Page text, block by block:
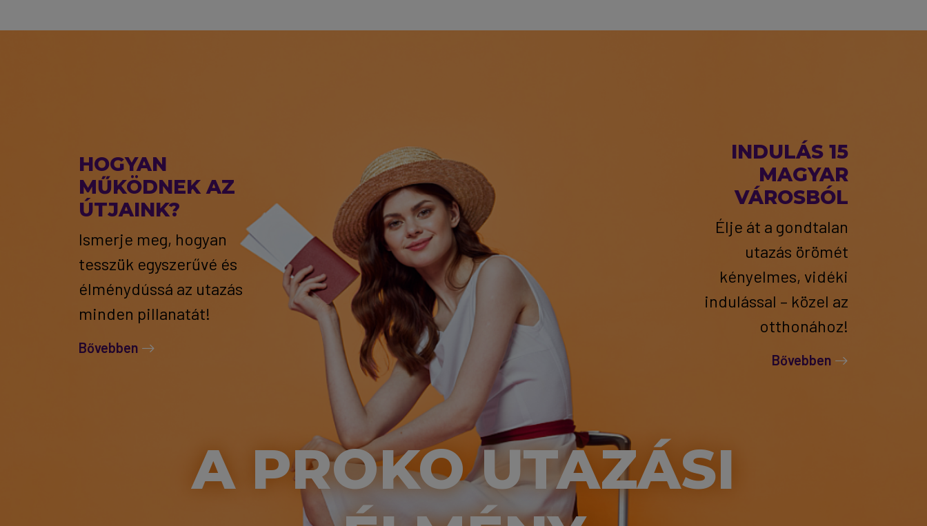
HOGYAN
MŰKÖDNEK AZ
ÚTJAINK?
Ismerje meg, hogyan
tesszük egyszerűvé és
élménydússá az utazás
minden pillanatát!
Bővebben
INDULÁS 15
MAGYAR
VÁROSBÓL
Élje át a gondtalan
utazás örömét
kényelmes, vidéki
indulással – közel az
otthonához!
Bővebben
A PROKO UTAZÁSI